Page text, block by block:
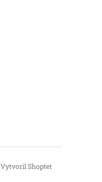
Vytvoril Shoptet